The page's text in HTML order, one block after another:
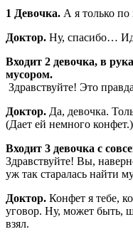
1 Девочка. А я только
Доктор. Ну, спасибо…
Входит 2 девочка, в
мусором.
Здравствуйте! Это
Доктор. Да, девочка.
(Дает ей немного конфет.)
Входит 3 девочка с
Здравствуйте! Вы,
уж так старалась найти
Доктор. Конфет я тебе,
уговор. Ну, может быть,
взял.